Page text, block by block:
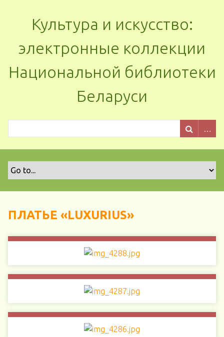
Культура и искусство:
электронные коллекции
Национальной библиотеки
Беларуси
ПЛАТЬЕ «LUXURIUS»